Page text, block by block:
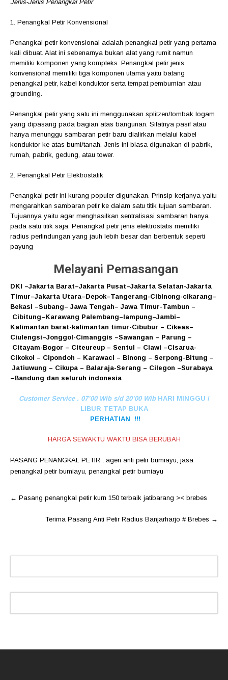
Jenis-Jenis Penangkal Petir
1. Penangkal Petir Konvensional
Penangkal petir konvensional adalah penangkal petir yang pertama
kali dibuat. Alat ini sebenarnya bukan alat yang rumit namun
memiliki komponen yang kompleks. Penangkal petir jenis
konvensional memiliki tiga komponen utama yaitu batang
penangkal petir, kabel konduktor serta tempat pembumian atau
grounding.
Penangkal petir yang satu ini menggunakan splitzen/tombak logam
yang dipasang pada bagian atas bangunan. Sifatnya pasif atau
hanya menunggu sambaran petir baru dialirkan melalui kabel
konduktor ke atas bumi/tanah. Jenis ini biasa digunakan di pabrik,
rumah, pabrik, gedung, atau tower.
2. Penangkal Petir Elektrostatik
Penangkal petir ini kurang populer digunakan. Prinsip kerjanya yaitu
mengarahkan sambaran petir ke dalam satu titik tujuan sambaran.
Tujuannya yaitu agar menghasilkan sentralisasi sambaran hanya
pada satu titik saja. Penangkal petir jenis elektrostatis memiliki
radius perlindungan yang jauh lebih besar dan berbentuk seperti
payung
Melayani Pemasangan
DKI –Jakarta Barat–Jakarta Pusat–Jakarta Selatan-Jakarta
Timur–Jakarta Utara–Depok–Tangerang-Cibinong-cikarang–
Bekasi –Subang– Jawa Tengah– Jawa Timur-Tambun –
Cibitung–Karawang Palembang–lampung–Jambi–
Kalimantan barat-kalimantan timur-Cibubur – Cikeas–
Ciulengsi–Jonggol-Cimanggis –Sawangan – Parung –
Citayam-Bogor – Citeureup – Sentul – Ciawi –Cisarua-
Cikokol – Cipondoh – Karawaci – Binong – Serpong-Bitung –
Jatiuwung – Cikupa – Balaraja-Serang – Cilegon –Surabaya
–Bandung dan seluruh indonesia
Customer Service . 07’00 Wib s/d 20’00 WibHARI MINGGU /
LIBUR TETAP BUKA
PERHATIAN !!!
HARGA SEWAKTU WAKTU BISA BERUBAH
PASANG PENANGKAL PETIR , agen anti petir bumiayu, jasa
penangkal petir bumiayu, penangkal petir bumiayu
Post
← Pasang penangkal petir kurn 150 terbaik jatibarang >< brebes
Terima Pasang Anti Petir Radius Banjarharjo # Brebes →